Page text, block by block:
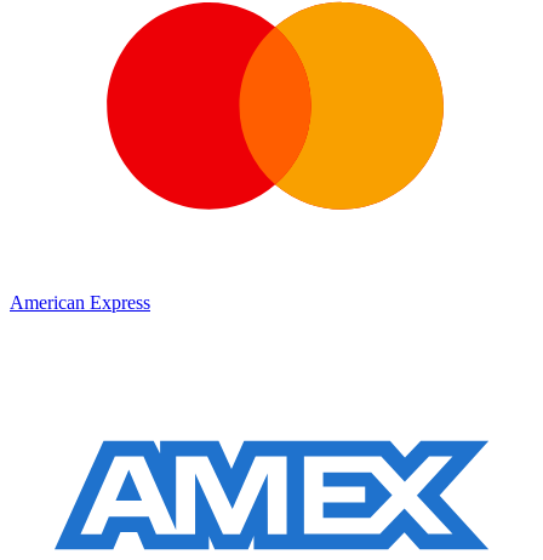
American Express